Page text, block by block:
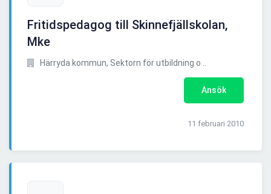
Fritidspedagog till Skinnefjällskolan,
Mke
Härryda kommun, Sektorn för utbildning o ..
Ansök
11 februari 2010